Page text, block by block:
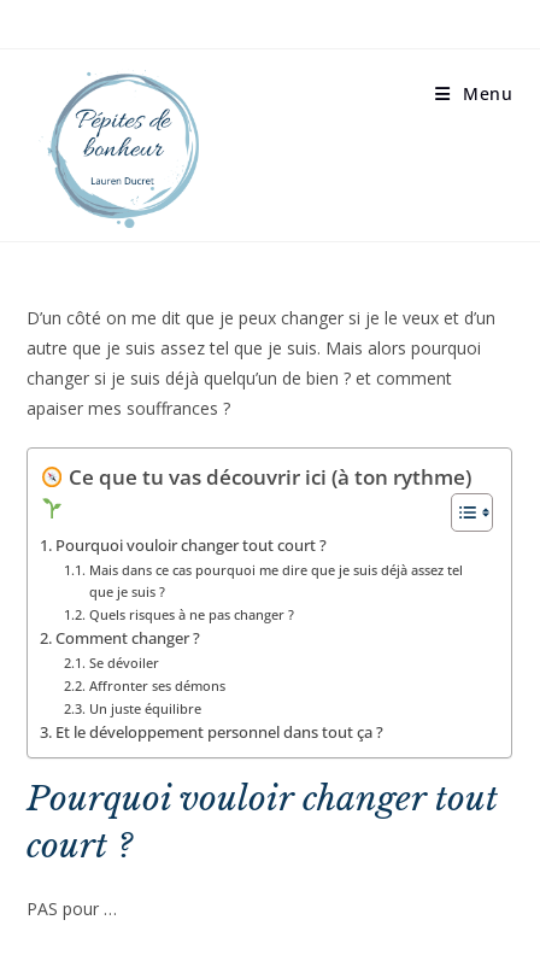
Menu
D’un côté on me dit que je peux changer si je le veux et d’un
autre que je suis assez tel que je suis. Mais alors pourquoi
changer si je suis déjà quelqu’un de bien ? et comment
apaiser mes souffrances ?
Ce que tu vas découvrir ici (à ton
rythme)
Pourquoi vouloir changer tout court ?
Mais dans ce cas pourquoi me dire que je suis déjà assez tel
que je suis ?
Quels risques à ne pas changer ?
Comment changer ?
Se dévoiler
Affronter ses démons
Un juste équilibre
Et le développement personnel dans tout ça ?
Pourquoi vouloir changer
tout court ?
PAS pour …